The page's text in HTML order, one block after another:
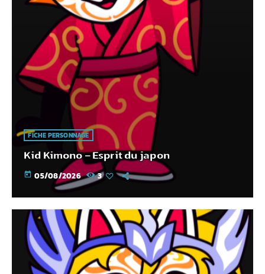
FICHE PERSONNAGE
Kid Kimono – Esprit du japon
today 05/08/2026 3